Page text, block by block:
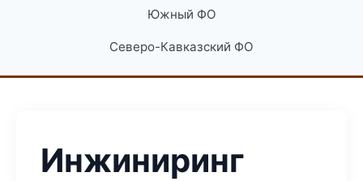
Южный ФО
Северо-Кавказский ФО
Инжиниринг